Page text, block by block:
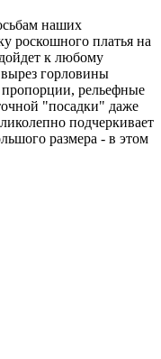
наших
роскошного платья на
к любому
горловины
рельефные
"посадки" даже
подчеркивает
размера - в этом